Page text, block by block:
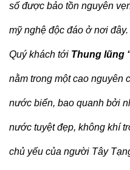
số được bảo tồn nguyên
mỹ nghệ độc đáo ở nơi
Quý khách tới Thung lũng
nằm trong một cao nguyên
nước biển, bao quanh bởi
nước tuyệt đẹp, không khí
chủ yếu của người Tây